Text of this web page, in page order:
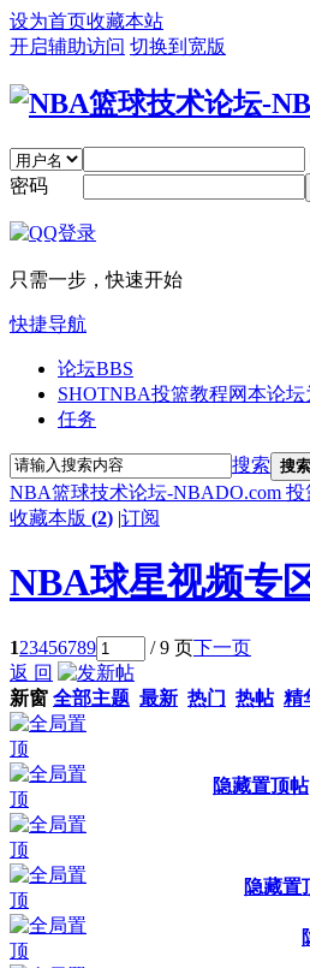
设为首页收藏本站
开启辅助访问 切换到宽版
密码
只需一步，快速开始
快捷导航
论坛BBS
SHOTNBA投篮教程网本论坛
任务
搜索 搜索
NBA篮球技术论坛-NBADO.com
收藏本版 (2) |订阅
NBA球星视频专
123456789 / 9 页下一页
返 回
新窗 全部主题 最新 热门 热帖 精
隐藏置顶帖
隐藏置